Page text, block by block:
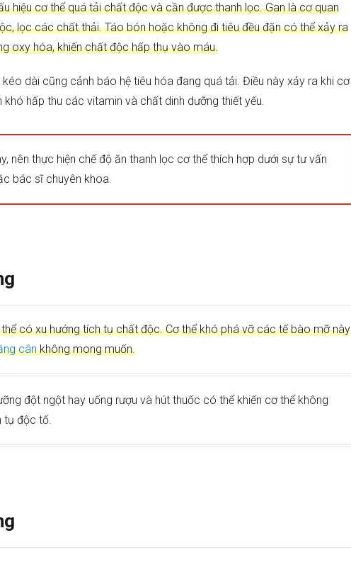
hiệu cơ thể quá tải chất độc và cần được thanh lọc. Gan là cơ quan
lọc các chất thải. Táo bón hoặc không đi tiêu đều đặn có thể xảy ra
oxy hóa, khiến chất độc hấp thụ vào máu.
dài cũng cảnh báo hệ tiêu hóa đang quá tải. Điều này xảy ra khi cơ
khó hấp thu các vitamin và chất dinh dưỡng thiết yếu.
nên thực hiện chế độ ăn thanh lọc cơ thể thích hợp dưới sự tư vấn
bác sĩ chuyên khoa.
có xu hướng tích tụ chất độc. Cơ thể khó phá vỡ các tế bào mỡ này
cânkhông mong muốn.
đột ngột hay uống rượu và hút thuốc có thể khiến cơ thể không
tụ độc tố.